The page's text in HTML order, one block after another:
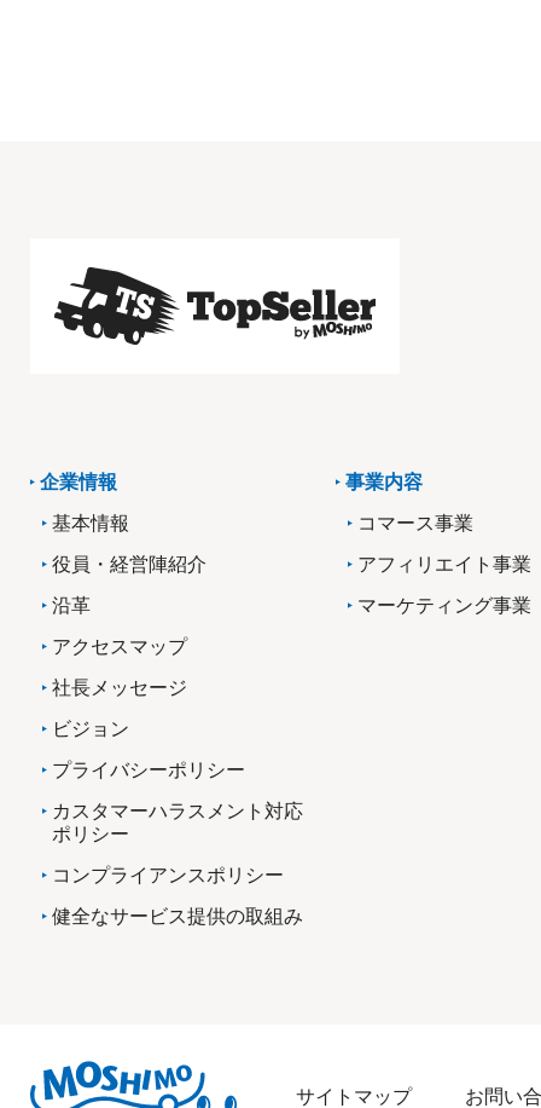
企業情報
基本情報
役員・経営陣紹介
沿革
アクセスマップ
社長メッセージ
ビジョン
プライバシーポリシー
カスタマーハラスメント対応
ポリシー
コンプライアンスポリシー
健全なサービス提供の取組み
事業内容
コマース事業
アフィリエイト事業
マーケティング事業
サイトマップ お問い